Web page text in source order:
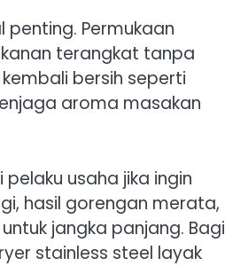
Permukaan
terangkat tanpa
bersih seperti
aroma masakan
usaha jika ingin
hasil gorengan merata,
jangka panjang. Bagi
stainless steel layak